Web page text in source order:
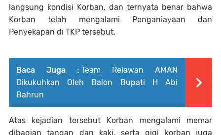
langsung kondisi Korban, dan ternyata benar bahwa
Korban telah mengalami Penganiayaan dan
Penyekapan di TKP tersebut.
Baca Juga : Team Relawan AMAN
Dikukuhkan Oleh Balon Bupati H Abi
Bahrun
Atas kejadian tersebut Korban mengalami memar
dibagian tangan dan kaki, serta gigi korban juga